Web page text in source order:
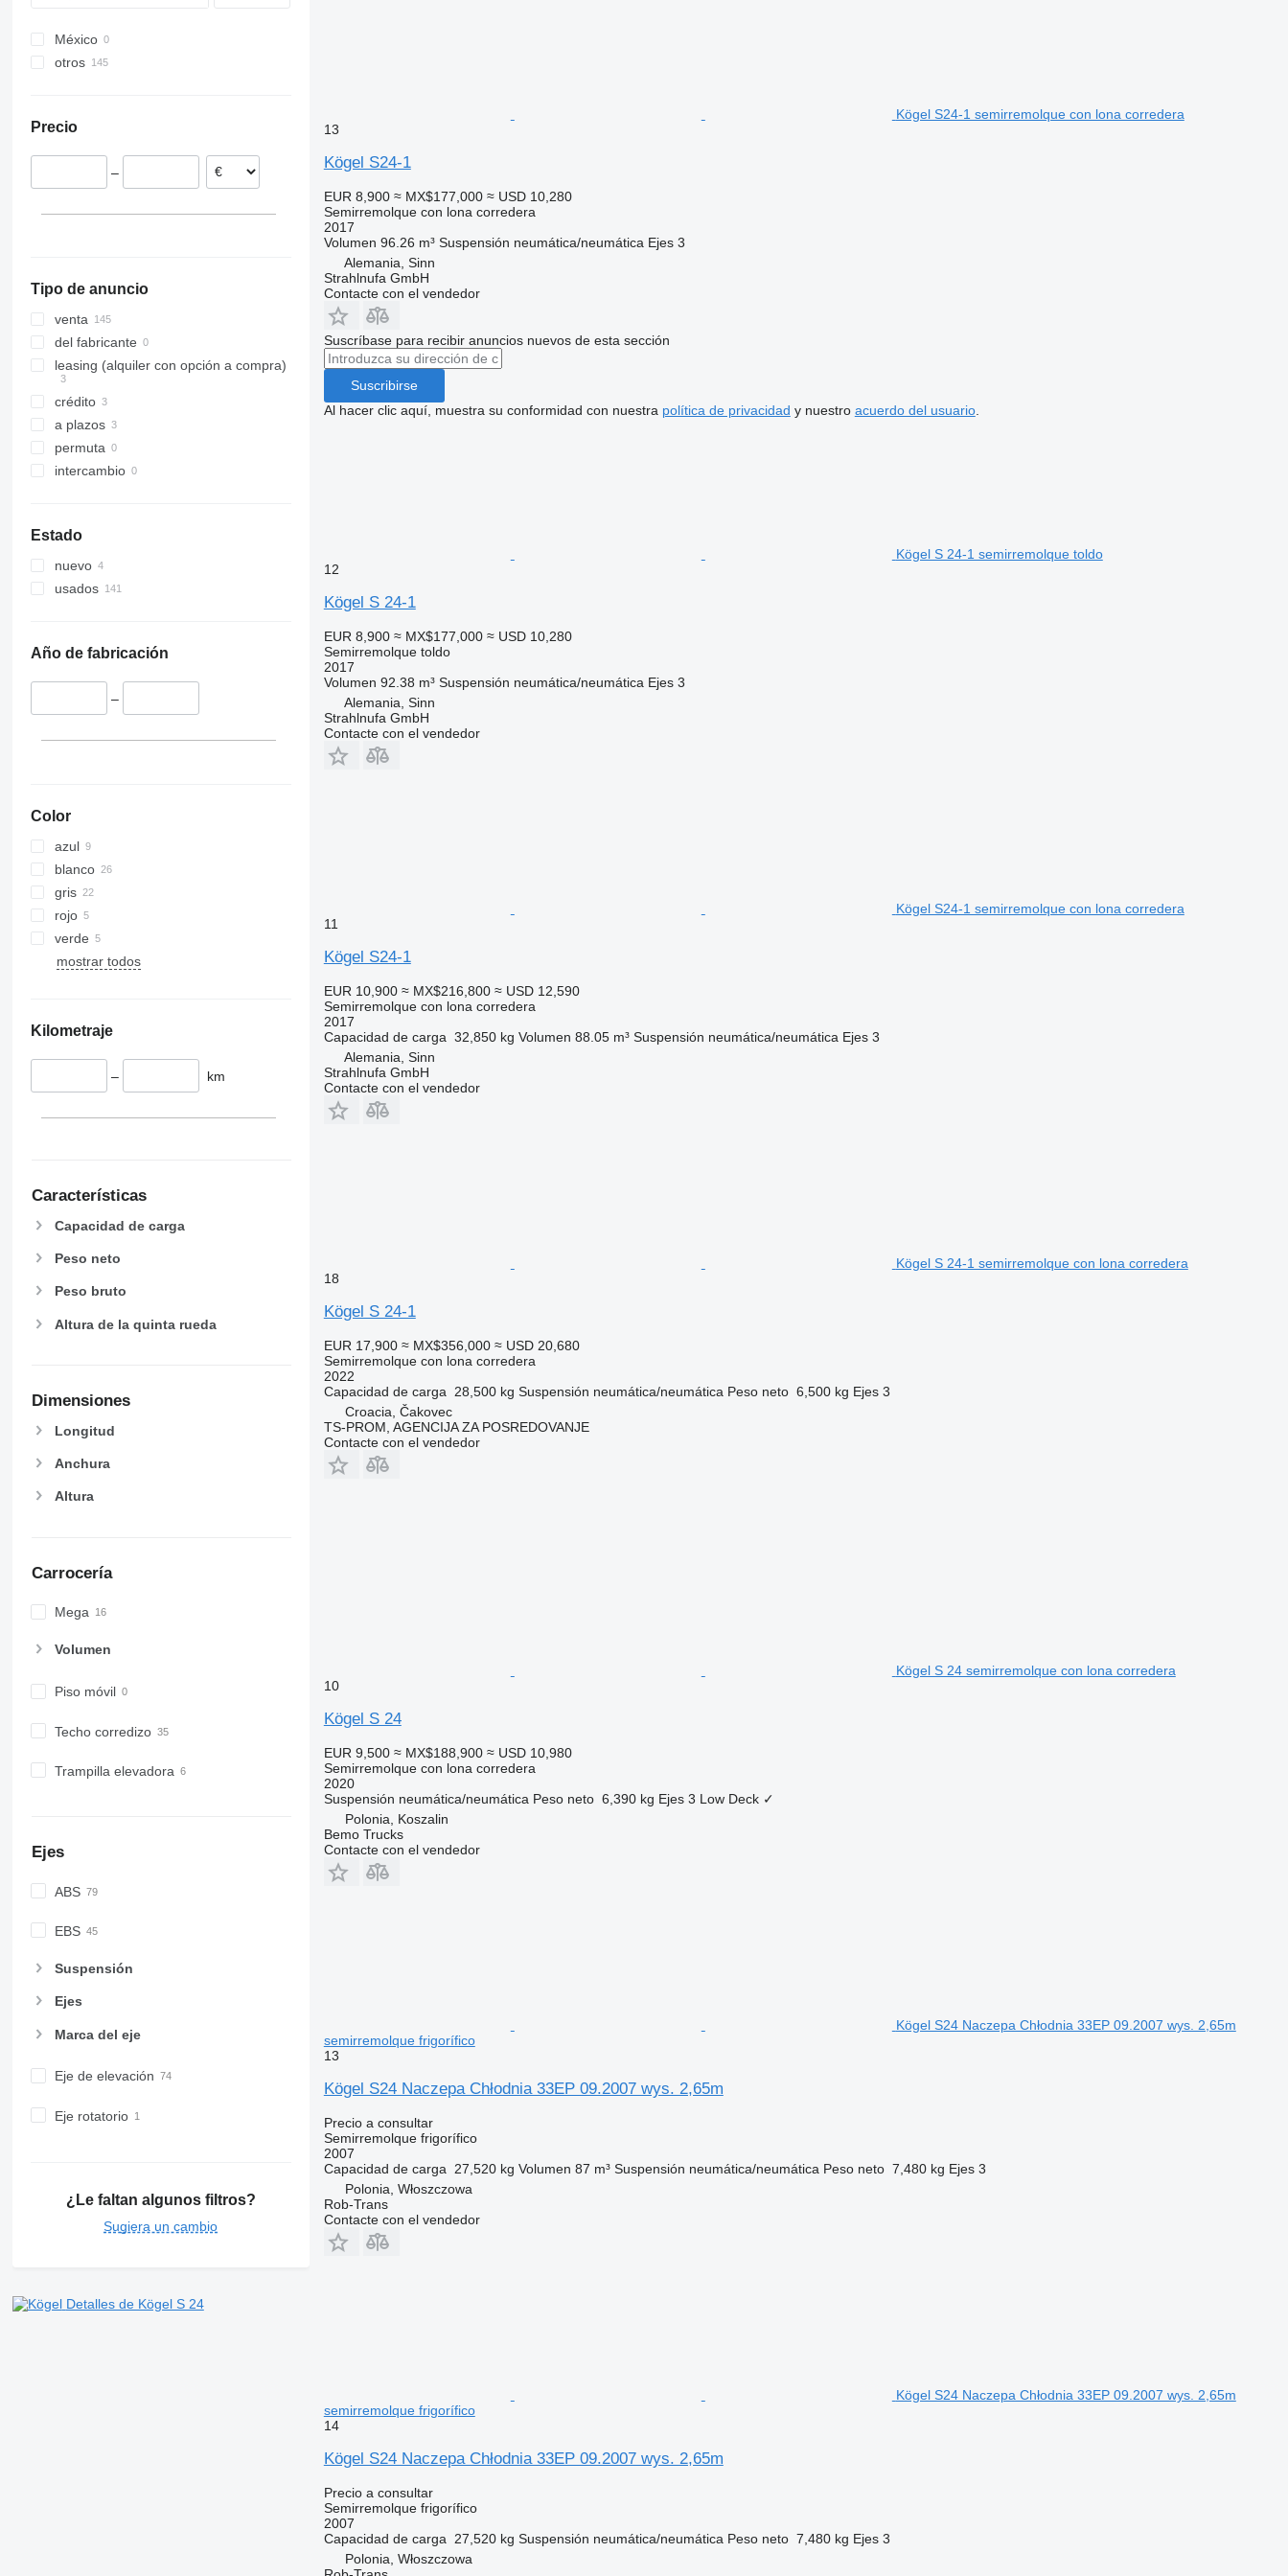
México
otros
Chequia
Polonia
Precio
–
Tipo de anuncio
venta
del fabricante
leasing (alquiler con opción a compra)
crédito
a plazos
permuta
intercambio
Estado
nuevo
usados
Año de fabricación
–
Color
azul
blanco
gris
rojo
verde
mostrar todos
Kilometraje
– km
Características
Capacidad de carga
Peso neto
Peso bruto
Altura de la quinta rueda
Dimensiones
Longitud
Anchura
Altura
Carrocería
Mega
Volumen
Piso móvil
Techo corredizo
Trampilla elevadora
Ejes
ABS
EBS
Suspensión
Ejes
Marca del eje
Eje de elevación
Eje rotatorio
¿Le faltan algunos filtros?
Sugiera un cambio
Detalles de Kögel S 24
Kögel S24-1 semirremolque con lona corredera
13
Kögel S24-1
EUR 8,900 ≈ MX$177,000 ≈ USD 10,280
Semirremolque con lona corredera
2017
Volumen 96.26 m³ Suspensión neumática/neumática Ejes 3
Alemania, Sinn
Strahlnufa GmbH
Contacte con el vendedor
Suscríbase para recibir anuncios nuevos de esta sección
Suscribirse
Al hacer clic aquí, muestra su conformidad con nuestra política de privacidad y nuestro acuerdo del usuario.
Kögel S 24-1 semirremolque toldo
12
Kögel S 24-1
EUR 8,900 ≈ MX$177,000 ≈ USD 10,280
Semirremolque toldo
2017
Volumen 92.38 m³ Suspensión neumática/neumática Ejes 3
Alemania, Sinn
Strahlnufa GmbH
Contacte con el vendedor
Kögel S24-1 semirremolque con lona corredera
11
Kögel S24-1
EUR 10,900 ≈ MX$216,800 ≈ USD 12,590
Semirremolque con lona corredera
2017
Capacidad de carga 32,850 kg Volumen 88.05 m³ Suspensión neumática/neumática Ejes 3
Alemania, Sinn
Strahlnufa GmbH
Contacte con el vendedor
Kögel S 24-1 semirremolque con lona corredera
18
Kögel S 24-1
EUR 17,900 ≈ MX$356,000 ≈ USD 20,680
Semirremolque con lona corredera
2022
Capacidad de carga
28,500 kg Suspensión neumática/neumática Peso neto 6,500 kg Ejes 3
Croacia, Čakovec
TS-PROM, AGENCIJA ZA POSREDOVANJE
Contacte con el vendedor
Kögel S 24 semirremolque con lona corredera
10
Kögel S 24
EUR 9,500 ≈ MX$188,900 ≈ USD 10,980
Semirremolque con lona corredera
2020
Suspensión neumática/neumática Peso neto 6,390 kg Ejes 3 Low Deck ✓
Polonia, Koszalin
Bemo Trucks
Contacte con el vendedor
Kögel S24 Naczepa Chłodnia 33EP 09.2007 wys. 2,65m
semirremolque frigorífico
13
Kögel S24 Naczepa Chłodnia 33EP 09.2007 wys. 2,65m
Precio a consultar
Semirremolque frigorífico
2007
Capacidad de carga
27,520 kg Volumen 87 m³ Suspensión neumática/neumática Peso neto 7,480 kg Ejes 3
Polonia, Włoszczowa
Rob-Trans
Contacte con el vendedor
Kögel S24 Naczepa Chłodnia 33EP 09.2007 wys. 2,65m
semirremolque frigorífico
14
Kögel S24 Naczepa Chłodnia 33EP 09.2007 wys. 2,65m
Precio a consultar
Semirremolque frigorífico
2007
Capacidad de carga
27,520 kg Suspensión neumática/neumática Peso neto 7,480 kg Ejes 3
Polonia, Włoszczowa